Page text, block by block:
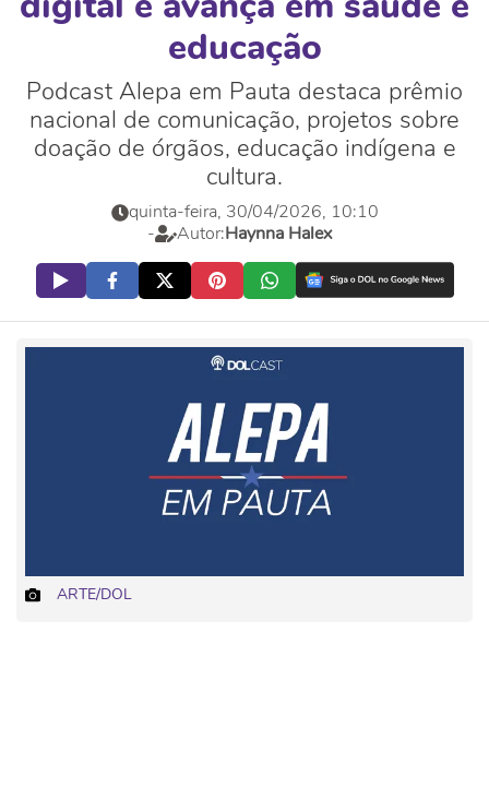
educação
Podcast Alepa em Pauta destaca prêmio
nacional de comunicação, projetos sobre
doação de órgãos, educação indígena e
cultura.
quinta-feira, 30/04/2026, 10:10
-
Autor:Haynna Halex
ARTE/DOL